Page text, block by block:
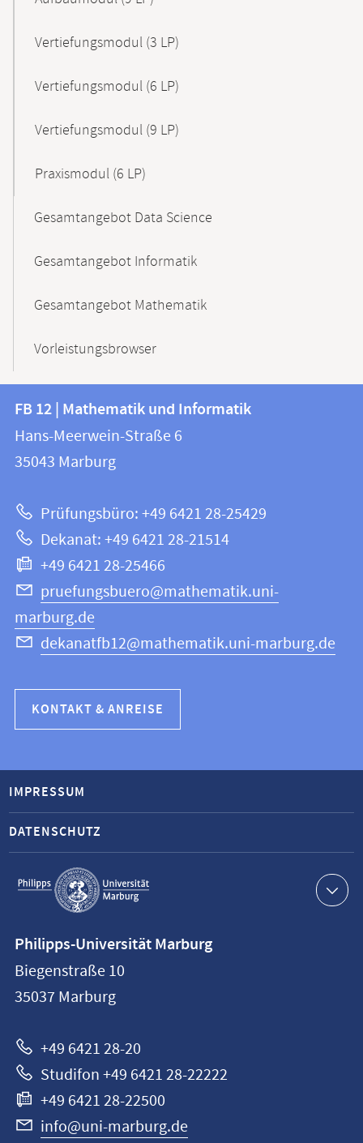
Vertiefungsmodul (3 LP)
Vertiefungsmodul (6 LP)
Vertiefungsmodul (9 LP)
Praxismodul (6 LP)
Gesamtangebot Data Science
Gesamtangebot Informatik
Gesamtangebot Mathematik
Vorleistungsbrowser
Kontakt
und
Informationen
Website
FB
12
|
und
Informatik
FB 12 | Mathematik und Informatik
Hans-Meerwein-Straße 6
35043 Marburg
Prüfungsbüro: +49 6421 28-25429
Dekanat: +49 6421 28-21514
+49 6421 28-25466
pruefungsbuero@mathematik.uni-
marburg.de
dekanatfb12@mathematik.uni-marburg.de
KONTAKT & ANREISE
Service-
Navigation
IMPRESSUM
DATENSCHUTZ
Philipps-
Universität
Marburg
Philipps-Universität Marburg
Biegenstraße 10
35037 Marburg
+49 6421 28-20
Studifon +49 6421 28-22222
+49 6421 28-22500
info@uni-marburg.de